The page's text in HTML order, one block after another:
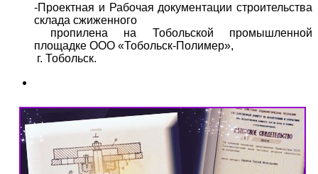
-Проектная и Рабочая документации строительства
склада сжиженного
пропилена на Тобольской промышленной
площадке ООО «Тобольск-Полимер»,
г. Тобольск.